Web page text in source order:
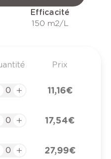
Efficacité
150 m2/L
Prix
11,16 €
17,54 €
27,99 €